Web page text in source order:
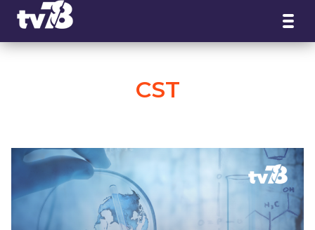
CST
Panneau de gestion des cookies